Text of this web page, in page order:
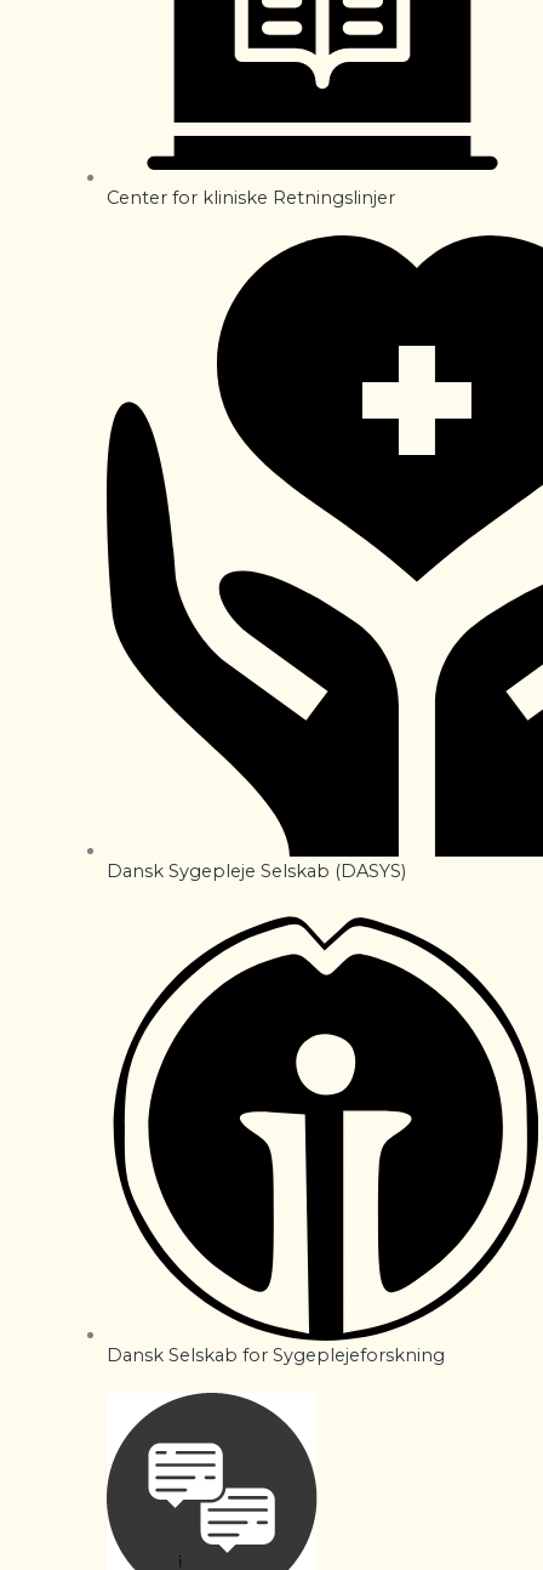
Center for kliniske Retningslinjer
Dansk Sygepleje Selskab (DASYS)
Dansk Selskab for Sygeplejeforskning